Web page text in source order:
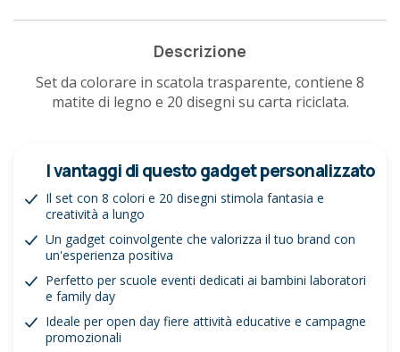
Descrizione
Set da colorare in scatola trasparente, contiene 8
matite di legno e 20 disegni su carta riciclata.
I vantaggi di questo gadget personalizzato
Il set con 8 colori e 20 disegni stimola fantasia e
creatività a lungo
Un gadget coinvolgente che valorizza il tuo brand con
un'esperienza positiva
Perfetto per scuole eventi dedicati ai bambini laboratori
e family day
Ideale per open day fiere attività educative e campagne
promozionali